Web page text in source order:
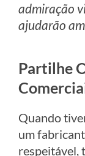
admiração
ajudarão
Partilhe
Quando
um
respeitável,